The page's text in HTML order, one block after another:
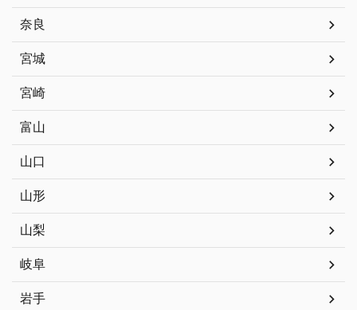
奈良
宮城
宮崎
富山
山口
山形
山梨
岐阜
岩手